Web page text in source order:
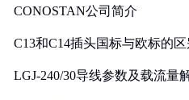
CONOSTAN公司简介
C13和C14插头国标与欧标的
LGJ-240/30导线参数及载流量